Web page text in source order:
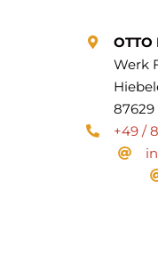
OTTO
Werk
87629
+49 /